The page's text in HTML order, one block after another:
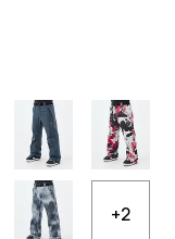
+2